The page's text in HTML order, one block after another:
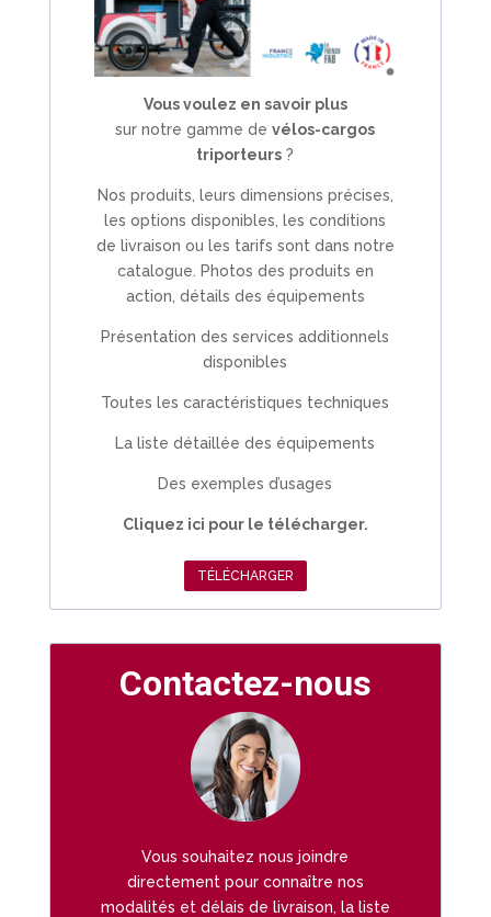
Vous voulez en savoir plus
sur notre gamme devélos-cargos
triporteurs ?
Nos produits, leurs dimensions précises,
les options disponibles, les conditions
de livraison ou les tarifs sont dans notre
catalogue. Photos des produits en
action, détails des équipements
Présentation des services additionnels
disponibles
Toutes les caractéristiques techniques
La liste détaillée des équipements
Des exemples d’usages
Cliquez ici pour le télécharger.
TÉLÉCHARGER
Contactez-nous
Vous souhaitez nous joindre
directement pour connaître nos
modalités et délais de livraison, la liste